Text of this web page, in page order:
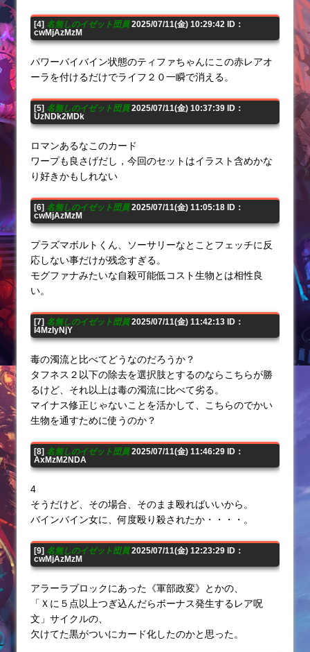
[4] 名無しのイゼット団員2025/07/11(金) 10:29:42 ID：
cwMjAzMzM
パワーバイバイン状態のティファちゃんにこの赤レアオ
ーラを付けるだけでライフ２０一瞬で消える。
[5] 名無しのイゼット団員2025/07/11(金) 10:37:39 ID：
UzNDk2MDk
ロマンあるなこのカード
ワープも良さげだし，今回のセットはイラスト含めかな
り好きかもしれない
[6] 名無しのイゼット団員2025/07/11(金) 11:05:18 ID：
cwMjAzMzM
プラズマボルトくん、ソーサリーなとことフェッチに反
応しない事だけが残念すぎる。
モグファナみたいな自殺可能低コスト生物とは相性良
い。
[7] 名無しのイゼット団員2025/07/11(金) 11:42:13 ID：
I4MzIyNjY
毒の濁流と比べてどうなのだろうか？
タフネス２以下の除去を選択肢とするのならこちらが勝
るけど、それ以上は毒の濁流に比べて劣る。
マイナス修正じゃないことを活かして、こちらのでかい
生物を通すために使うのか？
[8] 名無しのイゼット団員2025/07/11(金) 11:46:29 ID：
AxMzM2NDA
4
そうだけど、その場合、そのまま殴ればいいから。
バインバイン女に、何度殴り殺されたか・・・・。
[9] 名無しのイゼット団員2025/07/11(金) 12:23:29 ID：
cwMjAzMzM
アラーラブロックにあった《軍部政変》とかの、
「Ｘに５点以上つぎ込んだらボーナス発生するレア呪
文」サイクルの、
欠けてた黒がついにカード化したのかと思った。